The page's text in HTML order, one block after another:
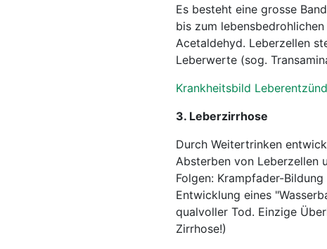
Es besteht eine grosse
bis zum
Acetaldehyd. Leberzellen
Leberwerte (sog.
Krankheitsbild
3. Leberzirrhose
Durch Weitertrinken
Absterben von Leberzellen
Folgen: Krampfader-
Entwicklung eines
qualvoller Tod. Einzige
Zirrhose!)